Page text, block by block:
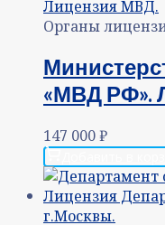
Органы
«МВД РФ».
147 000₽